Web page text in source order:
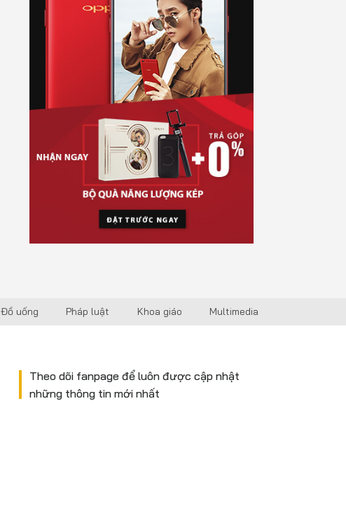
Đồ uống Pháp luật Khoa giáo Multimedia
Theo dõi fanpage để luôn được cập nhật
những thông tin mới nhất